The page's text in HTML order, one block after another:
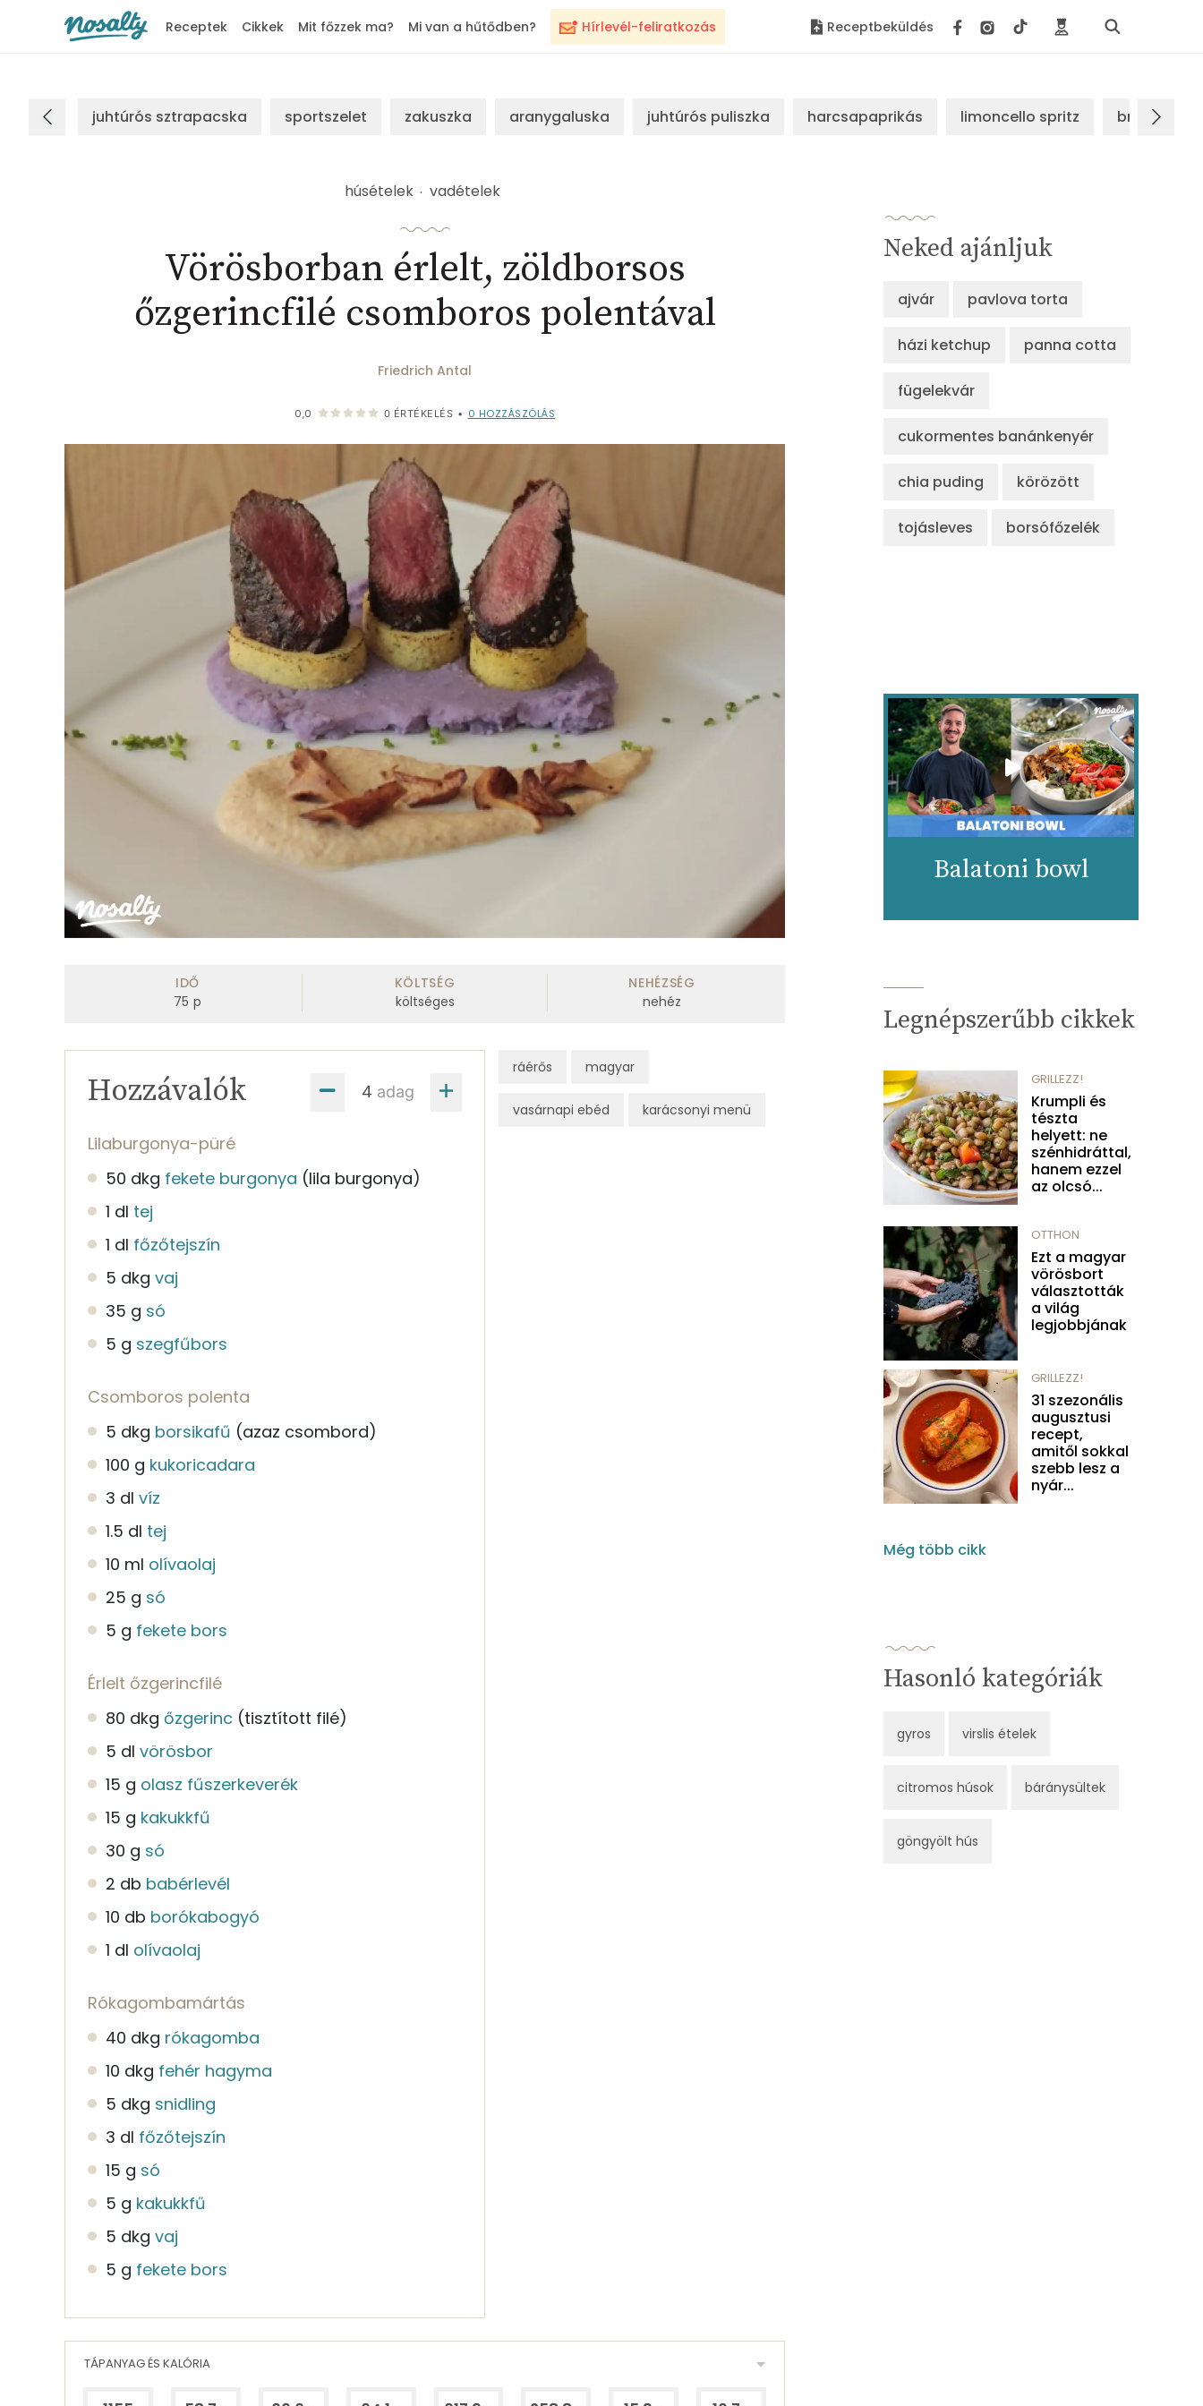
Hírlevél-feliratkozás
Receptek Cikkek Mit főzzek ma? Mi van a hűtődben? Receptbeküldés
juhtúrós sztrapacska sportszelet zakuszka aranygaluska juhtúrós puliszka harcsapaprikás limoncello spritz brassói
húsételek vadételek
Vörösborban érlelt, zöldborsos
őzgerincfilé csomboros polentával
Friedrich Antal
0,0 0 ÉRTÉKELÉS • 0 HOZZÁSZÓLÁS
IDŐ
75 p
KÖLTSÉG
költséges
NEHÉZSÉG
nehéz
adag
Hozzávalók
Lilaburgonya-püré
50 dkg fekete burgonya (lila burgonya)
1 dl tej
1 dl főzőtejszín
5 dkg vaj
35 g só
5 g szegfűbors
Csomboros polenta
5 dkg borsikafű (azaz csombord)
100 g kukoricadara
3 dl víz
1.5 dl tej
10 ml olívaolaj
25 g só
5 g fekete bors
Érlelt őzgerincfilé
80 dkg őzgerinc (tisztított filé)
5 dl vörösbor
15 g olasz fűszerkeverék
15 g kakukkfű
30 g só
2 db babérlevél
10 db borókabogyó
1 dl olívaolaj
Rókagombamártás
40 dkg rókagomba
10 dkg fehér hagyma
5 dkg snidling
3 dl főzőtejszín
15 g só
5 g kakukkfű
5 dkg vaj
5 g fekete bors
ráérős magyar
vasárnapi ebéd karácsonyi menü
TÁPANYAG ÉS KALÓRIA
Neked ajánljuk
ajvár pavlova torta
házi ketchup panna cotta
fügelekvár
cukormentes banánkenyér
chia puding körözött
tojásleves borsófőzelék
Balatoni bowl
Legnépszerűbb cikkek
GRILLEZZ!
Krumpli és
tészta
helyett: ne
szénhidráttal,
hanem ezzel
az olcsó...
OTTHON
Ezt a magyar
vörösbort
választották
a világ
legjobbjának
GRILLEZZ!
31 szezonális
augusztusi
recept,
amitől sokkal
szebb lesz a
nyár...
Még több cikk
Hasonló kategóriák
gyros virslis ételek
citromos húsok báránysültek
göngyölt hús